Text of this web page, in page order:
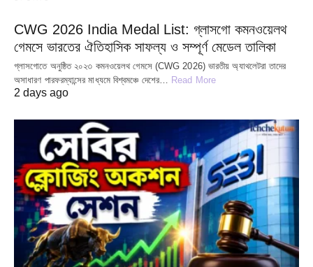
CWG 2026 India Medal List: গ্লাসগো কমনওয়েলথ
গেমসে ভারতের ঐতিহাসিক সাফল্য ও সম্পূর্ণ মেডেল তালিকা
গ্লাসগোতে অনুষ্ঠিত ২০২৩ কমনওয়েলথ গেমসে (CWG 2026) ভারতীয় অ্যাথলেটরা তাদের
অসাধারণ পারফরম্যান্সের মাধ্যমে বিশ্বমঞ্চে দেশের… Read More
2 days ago